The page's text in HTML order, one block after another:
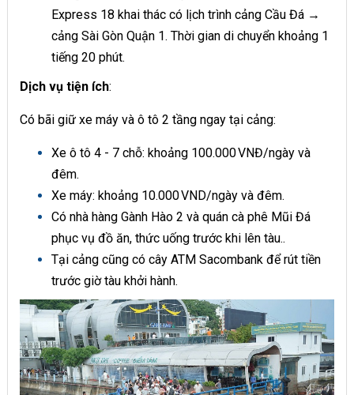
Express 18 khai thác có lịch trình cảng Cầu Đá →
cảng Sài Gòn Quận 1. Thời gian di chuyển khoảng 1
tiếng 20 phút.
Dịch vụ tiện ích:
Có bãi giữ xe máy và ô tô 2 tầng ngay tại cảng:
Xe ô tô 4 - 7 chỗ: khoảng 100.000 VNĐ/ngày và
đêm.
Xe máy: khoảng 10.000 VND/ngày và đêm.
Có nhà hàng Gành Hào 2 và quán cà phê Mũi Đá
phục vụ đồ ăn, thức uống trước khi lên tàu..
Tại cảng cũng có cây ATM Sacombank để rút tiền
trước giờ tàu khởi hành.